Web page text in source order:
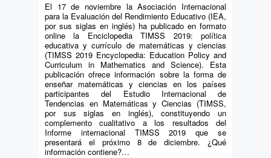
El 17 de noviembre la Asociación Internacional
para la Evaluación del Rendimiento Educativo (IEA,
por sus siglas en inglés) ha publicado en formato
online la Enciclopedia TIMSS 2019: política
educativa y currículo de matemáticas y ciencias
(TIMSS 2019 Encyclopedia: Education Policy and
Curriculum in Mathematics and Science). Esta
publicación ofrece información sobre la forma de
enseñar matemáticas y ciencias en los países
participantes del Estudio Internacional de
Tendencias en Matemáticas y Ciencias (TIMSS,
por sus siglas en inglés), constituyendo un
complemento cualitativo a los resultados del
Informe internacional TIMSS 2019 que se
presentará el próximo 8 de diciembre. ¿Qué
información contiene?…